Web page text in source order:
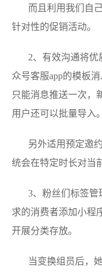
而且利用我们自
针对性的促销活动。
2、有效沟通将
众号客服app的模板
只能消息推送一次，
用户还可以批量导入。
另外适用预定邀
统会在特定时长对当
3、粉丝们标签管
求的消费者添加小程
开展分类存放。
当变换组员后，